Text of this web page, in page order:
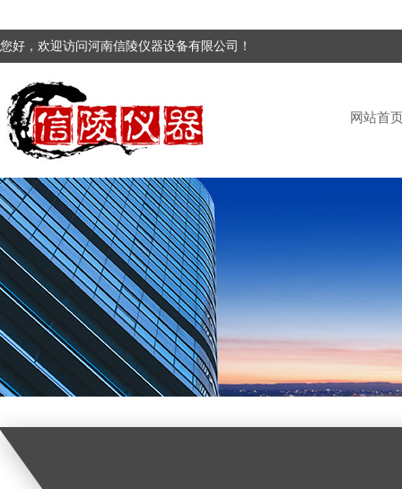
您好，欢迎访问河南信陵仪器设备有限公司！
网站首